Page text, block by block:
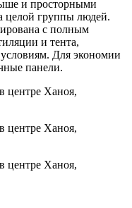
и просторными
целой группы людей.
с полным
и тента,
Для экономии
панели.